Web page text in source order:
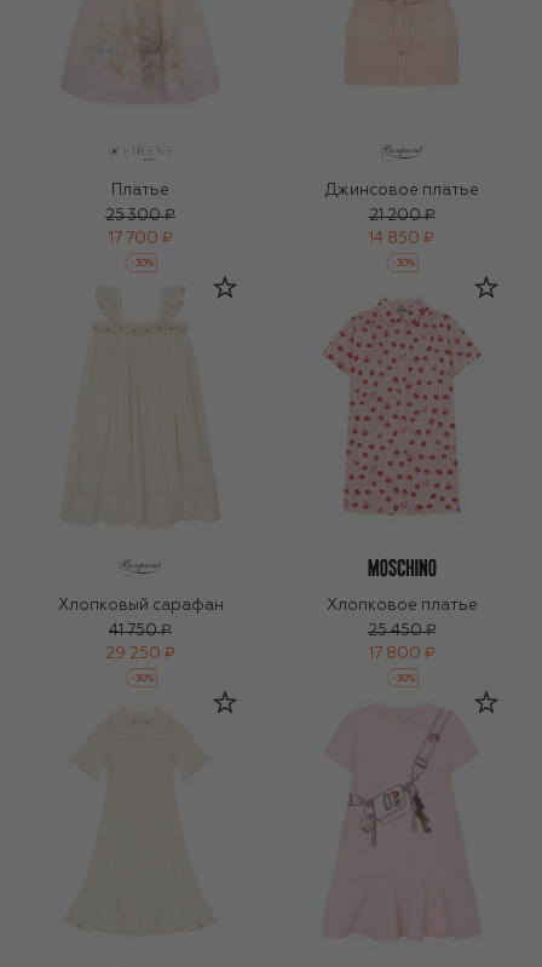
Платье
25 300 ₽
17 700 ₽
-30%
Джинсовое платье
21 200 ₽
14 850 ₽
-30%
Хлопковый сарафан
41 750 ₽
29 250 ₽
-30%
Хлопковое платье
25 450 ₽
17 800 ₽
-30%